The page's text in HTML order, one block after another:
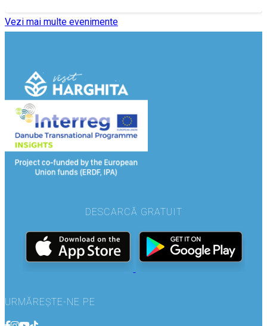
Vezi mai multe evenimente
DESCARCĂ GRATUIT
URMĂREȘTE-NE PE